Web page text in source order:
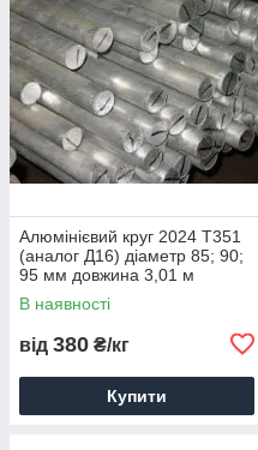
Алюмінієвий круг 2024 Т351
(аналог Д16) діаметр 85; 90;
95 мм довжина 3,01 м
доставка порізування
паковання
В наявності
від 380 ₴/кг
Купити